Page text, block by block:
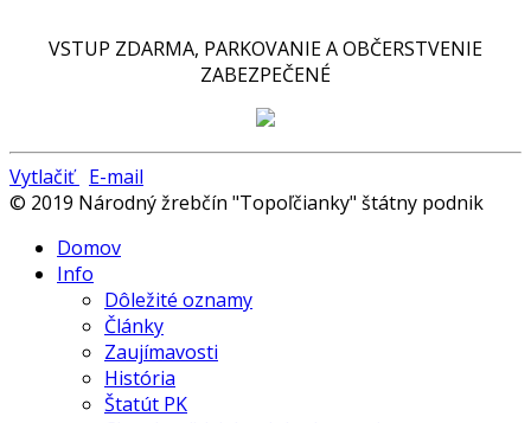
VSTUP ZDARMA, PARKOVANIE A OBČERSTVENIE
ZABEZPEČENÉ
Vytlačiť E-mail
© 2019 Národný žrebčín "Topoľčianky" štátny podnik
Domov
Info
Dôležité oznamy
Články
Zaujímavosti
História
Štatút PK